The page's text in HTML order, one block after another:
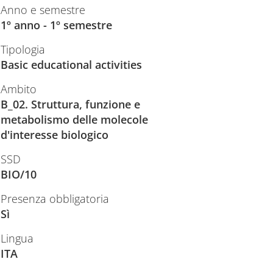
Anno e semestre
1º anno - 1º semestre
Tipologia
Basic educational activities
Ambito
B_02. Struttura, funzione e
metabolismo delle molecole
d'interesse biologico
SSD
BIO/10
Presenza obbligatoria
Sì
Lingua
ITA